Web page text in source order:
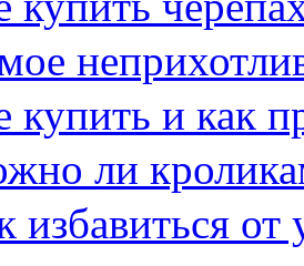
купить и как
ли
избавиться от